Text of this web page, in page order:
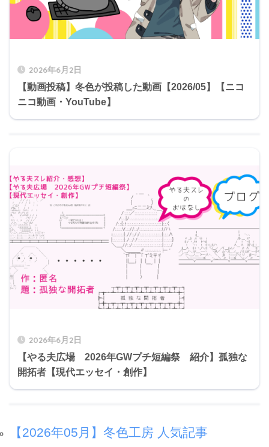
2026年6月2日
【動画投稿】冬色が投稿した動画【2026/05】【ニコ
ニコ動画・YouTube】
2026年6月2日
【やる夫広場 2026年GWプチ短編祭 紹介】孤独な
開拓者【現代エッセイ・創作】
【2026年05月】冬色工房 人気記事